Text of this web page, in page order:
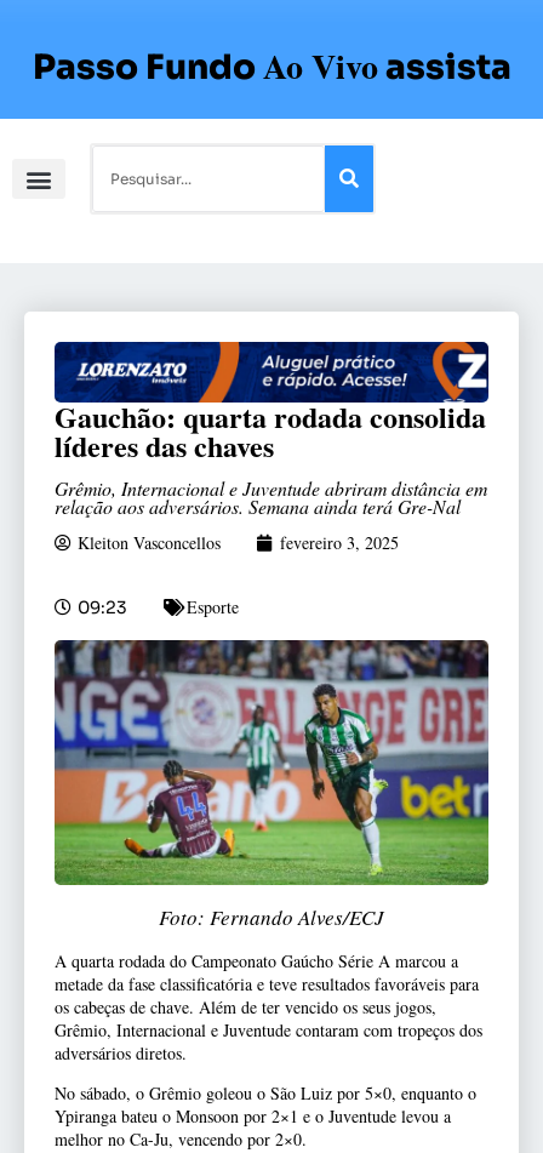
Passo FundoAo Vivoassista
Gauchão: quarta rodada consolida
líderes das chaves
Grêmio, Internacional e Juventude abriram distância em
relação aos adversários. Semana ainda terá Gre-Nal
Kleiton Vasconcellos fevereiro 3, 2025
09:23 Esporte
Foto: Fernando Alves/ECJ
A quarta rodada do Campeonato Gaúcho Série A marcou a
metade da fase classificatória e teve resultados favoráveis para
os cabeças de chave. Além de ter vencido os seus jogos,
Grêmio, Internacional e Juventude contaram com tropeços dos
adversários diretos.
No sábado, o Grêmio goleou o São Luiz por 5×0, enquanto o
Ypiranga bateu o Monsoon por 2×1 e o Juventude levou a
melhor no Ca-Ju, vencendo por 2×0.